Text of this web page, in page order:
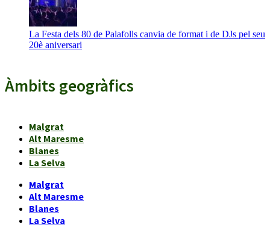
La Festa dels 80 de Palafolls canvia de format i de DJs pel seu
20è aniversari
Àmbits geogràfics
Malgrat
Alt Maresme
Blanes
La Selva
Malgrat
Alt Maresme
Blanes
La Selva